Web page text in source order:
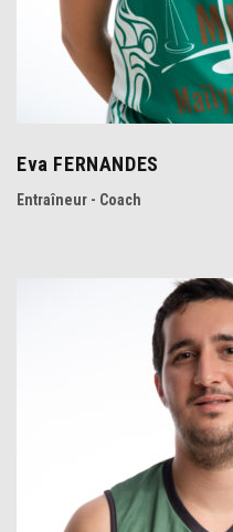
Eva FERNANDES
Entraîneur - Coach